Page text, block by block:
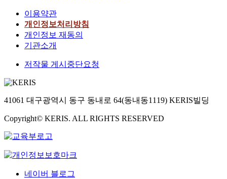
이용약관
개인정보처리방침
개인정보 재동의
기관소개
저작물 게시중단요청
41061 대구광역시 동구 동내로 64(동내동1119) KERIS빌딩
Copyright© KERIS. ALL RIGHTS RESERVED
네이버 블로그